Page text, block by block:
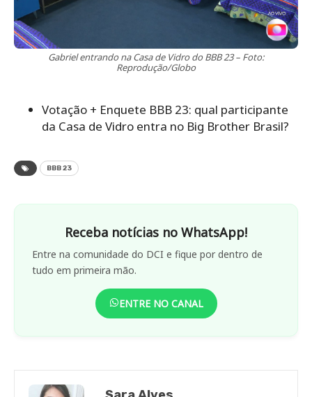
Gabriel entrando na Casa de Vidro do BBB 23 – Foto:
Reprodução/Globo
Votação + Enquete BBB 23: qual participante
da Casa de Vidro entra no Big Brother Brasil?
BBB 23
Receba notícias no WhatsApp!
Entre na comunidade do DCI e fique por dentro de
tudo em primeira mão.
ENTRE NO CANAL